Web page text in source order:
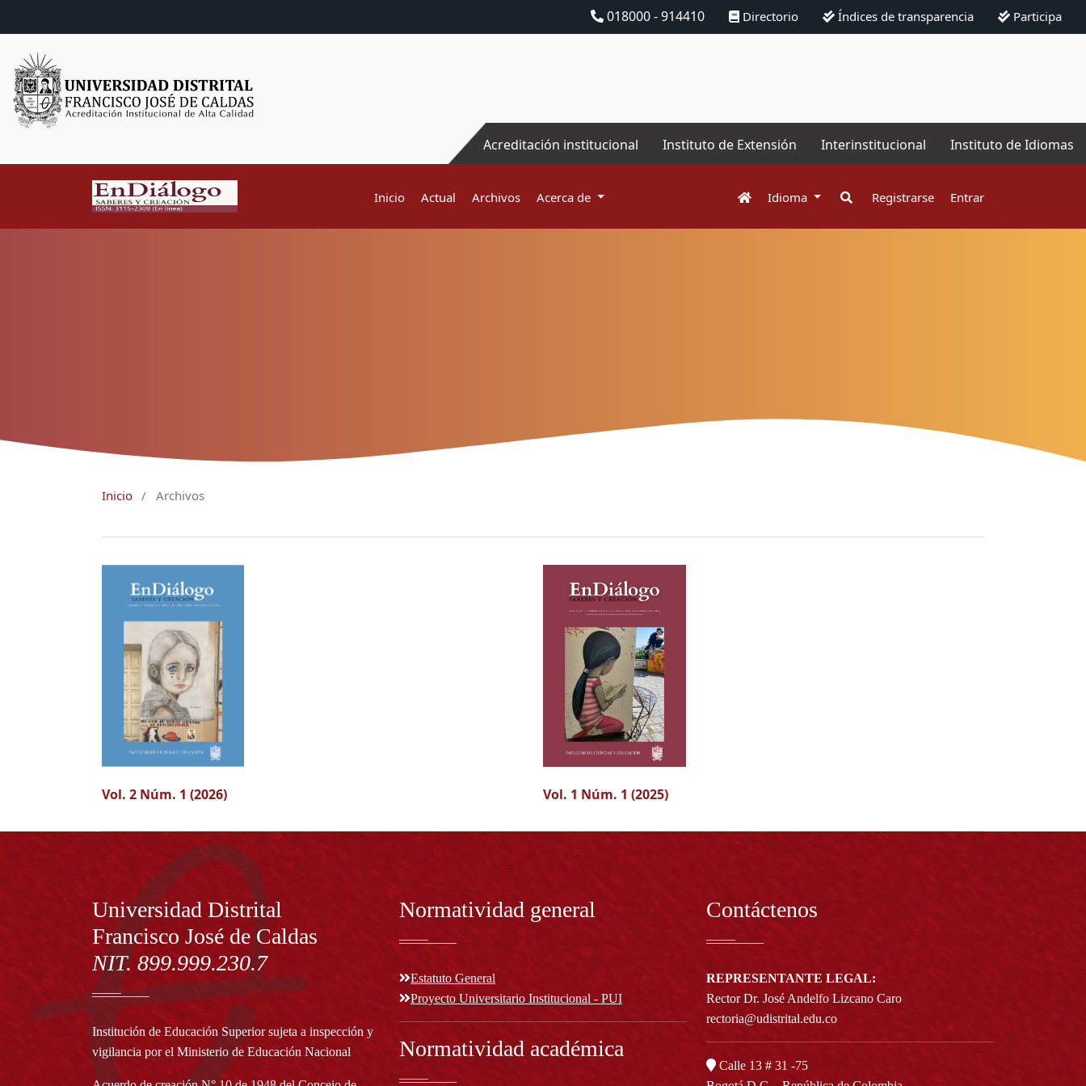
018000 - 914410 Directorio Índices de transparencia Participa
Acreditación institucional Instituto de Extensión Interinstitucional Instituto de Idiomas
Inicio Actual Archivos Acerca de Idioma Registrarse Entrar
Inicio / Archivos
Vol. 2 Núm. 1 (2026) Vol. 1 Núm. 1 (2025)
Información
Universidad Distrital
Francisco José de Caldas
NIT. 899.999.230.7
Institución de Educación Superior sujeta a inspección y
vigilancia por el Ministerio de Educación Nacional
Normatividad general
Estatuto General
Proyecto Universitario Institucional - PUI
Normatividad académica
Contáctenos
REPRESENTANTE LEGAL:
Rector Dr. José Andelfo Lizcano Caro
rectoria@udistrital.edu.co
Calle 13 # 31 -75